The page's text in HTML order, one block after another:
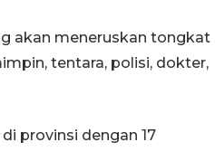
akan meneruskan tongkat
tentara, polisi, dokter,
provinsi dengan 17